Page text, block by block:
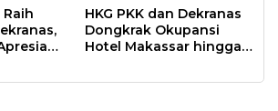
HKG PKK dan Dekranas
Dongkrak Okupansi
Hotel Makassar hingga